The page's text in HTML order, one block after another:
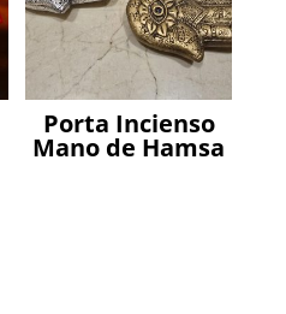
Porta Incienso
Mano de Hamsa